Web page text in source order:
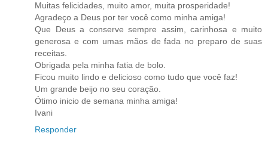
Muitas felicidades, muito amor, muita prosperidade!
Agradeço a Deus por ter você como minha amiga!
Que Deus a conserve sempre assim, carinhosa e muito
generosa e com umas mãos de fada no preparo de suas
receitas.
Obrigada pela minha fatia de bolo.
Ficou muito lindo e delicioso como tudo que você faz!
Um grande beijo no seu coração.
Ótimo inicio de semana minha amiga!
Ivani
Responder